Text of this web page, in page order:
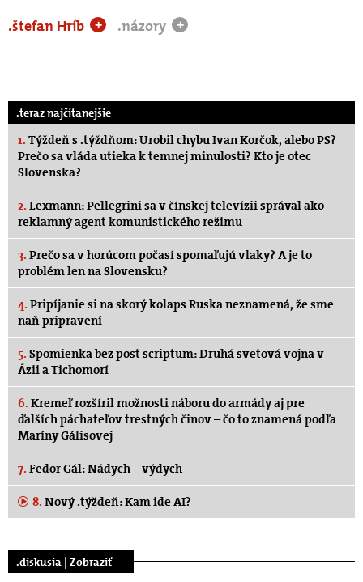
.štefan Hríb
+ .názory +
.teraz najčítanejšie
1. Týždeň s .týždňom: Urobil chybu Ivan Korčok, alebo PS?
Prečo sa vláda utieka k temnej minulosti? Kto je otec
Slovenska?
2. Lexmann: Pellegrini sa v čínskej televízii správal ako
reklamný agent komunistického režimu
3. Prečo sa v horúcom počasí spomaľujú vlaky? A je to
problém len na Slovensku?
4. Pripíjanie si na skorý kolaps Ruska neznamená, že sme
naň pripravení
5. Spomienka bez post scriptum: Druhá svetová vojna v
Ázii a Tichomorí
6. Kremeľ rozšíril možnosti náboru do armády aj pre
ďalších páchateľov trestných činov – čo to znamená podľa
Maríny Gálisovej
7. Fedor Gál: Nádych – výdych
8. Nový .týždeň: Kam ide AI?
.diskusia | Zobraziť